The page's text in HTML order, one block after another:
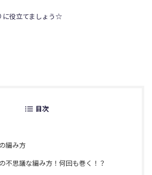
に役立てましょう☆
目次
編み方
不思議な編み方！何回も巻く！？